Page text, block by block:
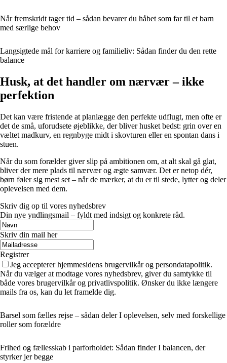
Når fremskridt tager tid – sådan bevarer du håbet som far til et barn
med særlige behov
Langsigtede mål for karriere og familieliv: Sådan finder du den rette
balance
Husk, at det handler om nærvær – ikke
perfektion
Det kan være fristende at planlægge den perfekte udflugt, men ofte er
det de små, uforudsete øjeblikke, der bliver husket bedst: grin over en
væltet madkurv, en regnbyge midt i skovturen eller en spontan dans i
stuen.
Når du som forælder giver slip på ambitionen om, at alt skal gå glat,
bliver der mere plads til nærvær og ægte samvær. Det er netop dér,
børn føler sig mest set – når de mærker, at du er til stede, lytter og deler
oplevelsen med dem.
Skriv dig op til vores nyhedsbrev
Din nye yndlingsmail – fyldt med indsigt og konkrete råd.
Skriv din mail her
Registrer
Jeg accepterer hjemmesidens brugervilkår og persondatapolitik.
Når du vælger at modtage vores nyhedsbrev, giver du samtykke til
både vores brugervilkår og privatlivspolitik. Ønsker du ikke længere
mails fra os, kan du let framelde dig.
Barsel som fælles rejse – sådan deler I oplevelsen, selv med forskellige
roller som forældre
Frihed og fællesskab i parforholdet: Sådan finder I balancen, der
styrker jer begge